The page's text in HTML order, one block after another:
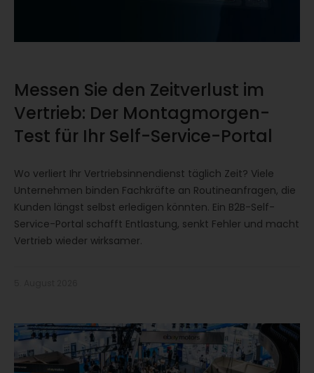
Messen Sie den Zeitverlust im
Vertrieb: Der Montagmorgen-
Test für Ihr Self-Service-Portal
Wo verliert Ihr Vertriebsinnendienst täglich Zeit? Viele
Unternehmen binden Fachkräfte an Routineanfragen, die
Kunden längst selbst erledigen könnten. Ein B2B-Self-
Service-Portal schafft Entlastung, senkt Fehler und macht
Vertrieb wieder wirksamer.